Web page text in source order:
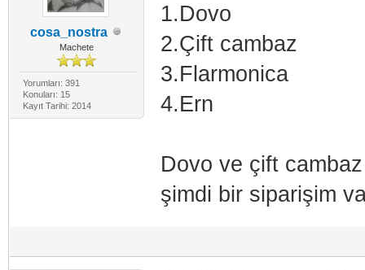
cosa_nostra
Machete
Yorumları: 391
Konuları: 15
Kayıt Tarihi: 2014
1.Dovo
2.Çift cambaz
3.Flarmonica
4.Ern
Dovo ve çift
şimdi bir siparişim